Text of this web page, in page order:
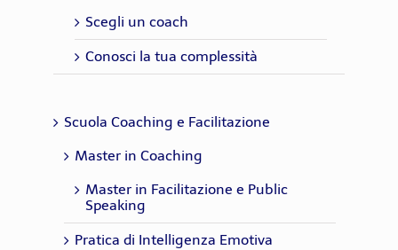
Scegli un coach
Conosci la tua complessità
Scuola Coaching e Facilitazione
Master in Coaching
Master in Facilitazione e Public
Speaking
Pratica di Intelligenza Emotiva